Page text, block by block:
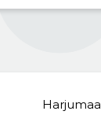
Harjumaa